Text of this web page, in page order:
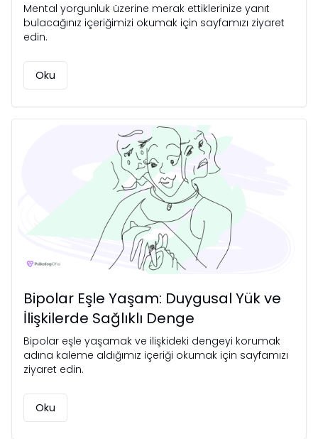
Mental yorgunluk üzerine merak ettiklerinize yanıt
bulacağınız içeriğimizi okumak için sayfamızı ziyaret
edin.
Oku
Bipolar Eşle Yaşam: Duygusal Yük ve
İlişkilerde Sağlıklı Denge
Bipolar eşle yaşamak ve ilişkideki dengeyi korumak
adına kaleme aldığımız içeriği okumak için sayfamızı
ziyaret edin.
Oku